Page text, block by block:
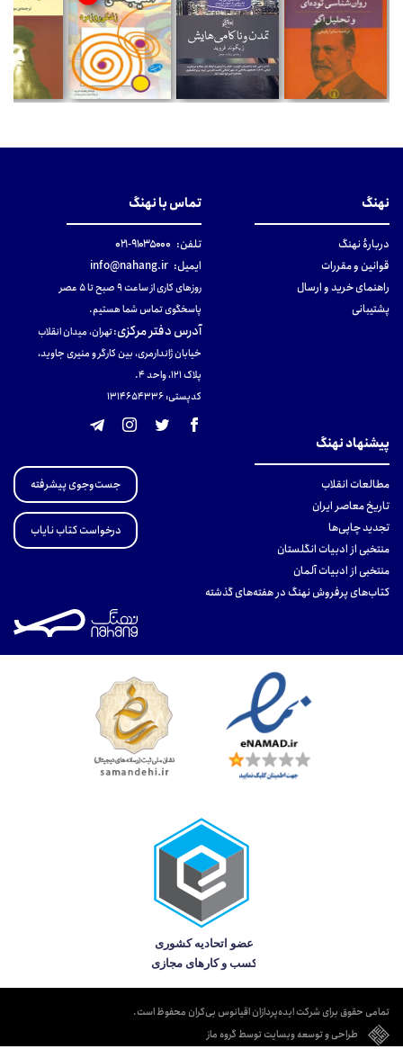
نهنگ
دربارهٔ نهنگ
قوانین و مقررات
راهنمای خرید و ارسال
پشتیبانی
تماس با نهنگ
تلفن: ۹۱۰۳۵۰۰۰-۰۲۱
ایمیل: info@nahang.ir
روزهای کاری از ساعت ۹ صبح تا ۵ عصر
پاسخگوی تماس شما هستیم.
آدرس دفتر مرکزی:تهران، میدان انقلاب
خیابان ژاندارمری، بین کارگر و منیری جاوید،
پلاک 121، واحد ۴.
کدپستی: 131465433۶
پیشنهاد نهنگ
مطالعات انقلاب
تاریخ معاصر ایران
تجدید چاپی‌ها
منتخبی از ادبیات انگلستان
منتخبی از ادبیات آلمان
کتاب‌های پرفروش نهنگ در هفته‌های گذشته
جست‌وجوی پیشرفته
درخواست کتاب نایاب
تمامی حقوق برای شرکت ایده‌پردازان اقیانوس بی‌کران محفوظ است.
طراحی و توسعه وبسایت توسط گروه ماز